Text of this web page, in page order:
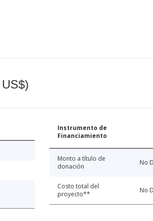
Instrumento de
Financiamiento
Monto a título de
donación
No
Costo total del
proyecto**
No